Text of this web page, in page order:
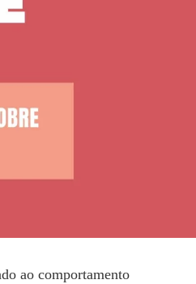
ao comportamento